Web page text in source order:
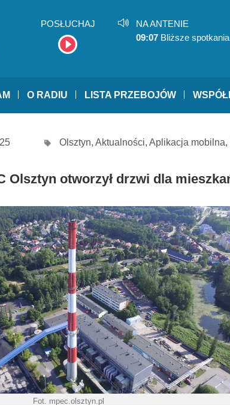
POSŁUCHAJ
NA ANTENIE
09:07 Bliższe spotkania
O RADIU LISTA PRZEBOJÓW
Olsztyn, Aktualności, Aplikacja mobilna,
Olsztyn otworzył drzwi dla
Fot. mpec.olsztyn.pl